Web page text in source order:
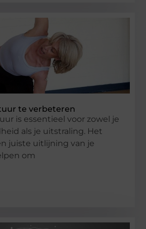
te verbeteren
is essentieel voor zowel je
als je uitstraling. Het
juiste uitlijning van je
om